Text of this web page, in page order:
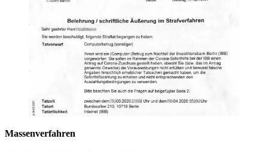
Massenverfahren